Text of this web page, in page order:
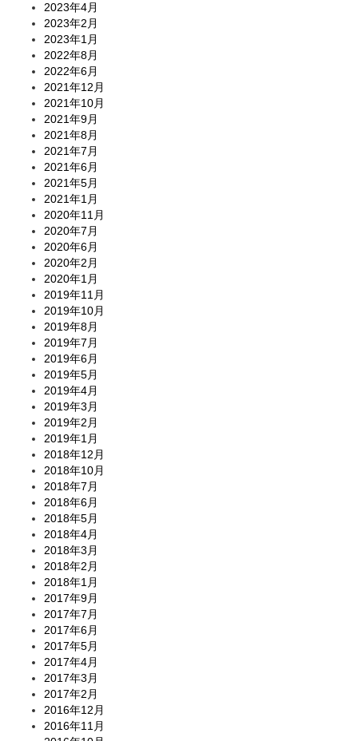
2023年4月
2023年2月
2023年1月
2022年8月
2022年6月
2021年12月
2021年10月
2021年9月
2021年8月
2021年7月
2021年6月
2021年5月
2021年1月
2020年11月
2020年7月
2020年6月
2020年2月
2020年1月
2019年11月
2019年10月
2019年8月
2019年7月
2019年6月
2019年5月
2019年4月
2019年3月
2019年2月
2019年1月
2018年12月
2018年10月
2018年7月
2018年6月
2018年5月
2018年4月
2018年3月
2018年2月
2018年1月
2017年9月
2017年7月
2017年6月
2017年5月
2017年4月
2017年3月
2017年2月
2016年12月
2016年11月